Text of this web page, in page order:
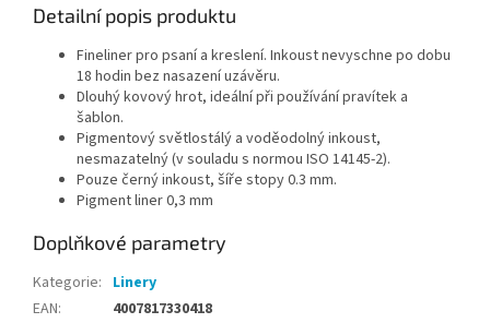
Detailní popis produktu
Fineliner pro psaní a kreslení. Inkoust nevyschne po dobu
18 hodin bez nasazení uzávěru.
Dlouhý kovový hrot, ideální při používání pravítek a
šablon.
Pigmentový světlostálý a voděodolný inkoust,
nesmazatelný (v souladu s normou ISO 14145-2).
Pouze černý inkoust, šíře stopy 0.3 mm.
Pigment liner 0,3 mm
Doplňkové parametry
Kategorie: Linery
EAN: 4007817330418